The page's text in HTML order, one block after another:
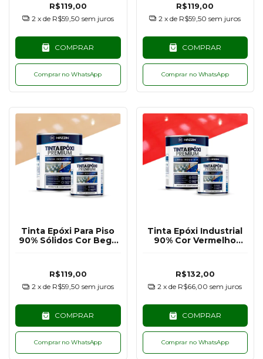
R$119,00
2 x de R$59,50 sem juros
COMPRAR
Comprar no WhatsApp
R$119,00
2 x de R$59,50 sem juros
COMPRAR
Comprar no WhatsApp
Tinta Epóxi Para Piso
90% Sólidos Cor Bege
R$119,00
2 x de R$59,50 sem juros
COMPRAR
Comprar no WhatsApp
Tinta Epóxi Industrial
90% Cor Vermelho
R$132,00
2 x de R$66,00 sem juros
COMPRAR
Comprar no WhatsApp